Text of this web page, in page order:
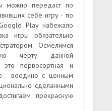
можно передаст по
себе игру - по
Play набежало
игры обязательно
Осмелимся
черту данной
первосортная и
- воедино с ценным
сделанными
прекрасную